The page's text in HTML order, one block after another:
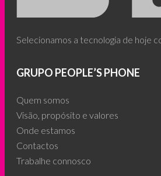
Selecionamos a tecnologia de hoje
GRUPO PEOPLE’S PHONE
Quem somos
Visão, propósito e valores
Onde estamos
Contactos
Trabalhe connosco